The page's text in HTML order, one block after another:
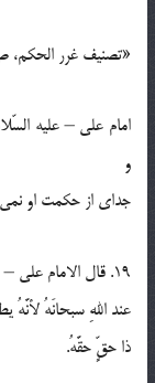
«تصنيف غرر الحكم، ص 193، ح
امام علي – عليه
و
جداي از حكمت او نمي
19. قال الامام علي – عليه السّلام – : انّ دعوةَ المظلومِ مجابَةٌ
عند اللهِ سبحانَهُ
ذا حقٍّ حقَّهُ.